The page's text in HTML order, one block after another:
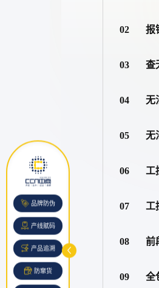
02 报
03 查
04 无
05 无
06 工
07 工
08 前
09 全
品牌防伪
产线赋码
产品追溯
防窜货